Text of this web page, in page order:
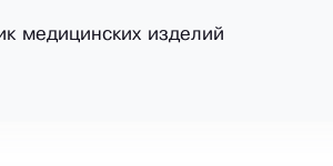
медицинских изделий